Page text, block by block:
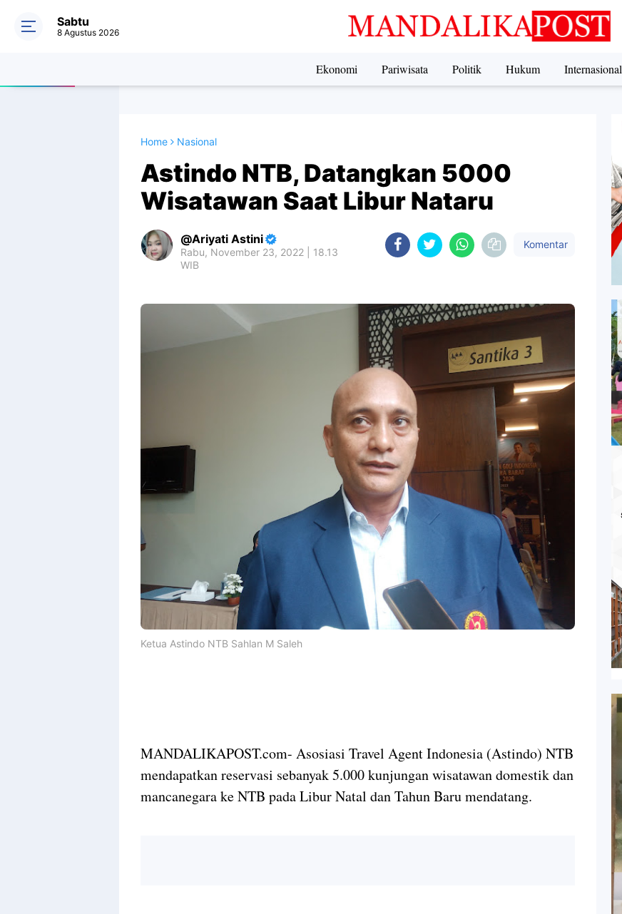
Sabtu
8 Agustus 2026
Ekonomi Pariwisata Politik Hukum Internasional
Home Nasional
Astindo NTB, Datangkan 5000
Wisatawan Saat Libur Nataru
Ariyati Astini
Rabu, November 23, 2022 | 18.13
WIB
Komentar
Ketua Astindo NTB Sahlan M Saleh
MANDALIKAPOST.com- Asosiasi Travel Agent Indonesia (Astindo) NTB
mendapatkan reservasi sebanyak 5.000 kunjungan wisatawan domestik dan
mancanegara ke NTB pada Libur Natal dan Tahun Baru mendatang.